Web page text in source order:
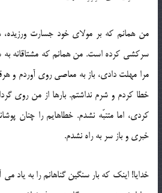
من همانم که بر مولای خود جسارت ورزیده،
سرکشی کرده است. من همانم که مشتاقانه به
مرا مهلت دادی، باز به معاصی روی آوردم و
خطا کردم و شرم نداشتم. بارها از من روی
کردی، اما متنبّه نشدم. خطاهایم را چنان
خبری و باز سر به راه نشدم.
خدایا! اینک که بار سنگین گناهانم را به یاد